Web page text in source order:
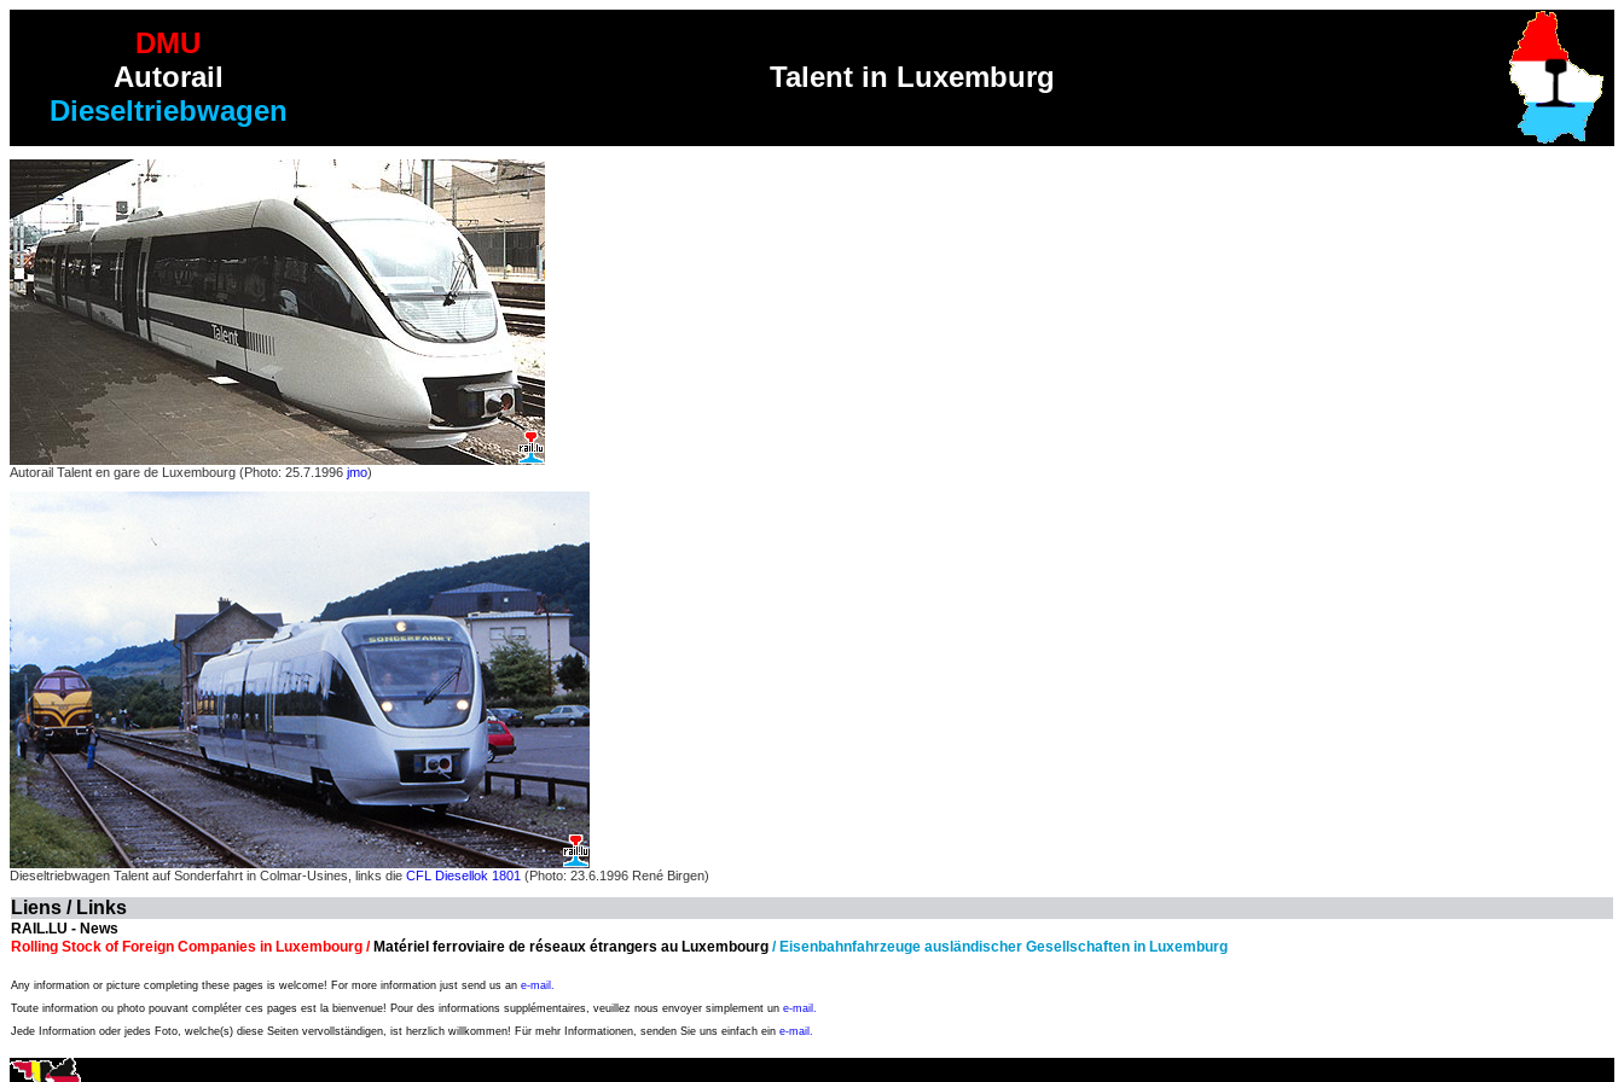
DMU
Autorail
Dieseltriebwagen
Talent in Luxemburg
Autorail Talent en gare de Luxembourg (Photo: 25.7.1996 jmo)
Dieseltriebwagen Talent auf Sonderfahrt in Colmar-Usines, links die CFL Diesellok 1801 (Photo: 23.6.1996 René Birgen)
Liens / Links
RAIL.LU - News
Rolling Stock of Foreign Companies in Luxembourg / Matériel ferroviaire de réseaux étrangers au Luxembourg / Eisenbahnfahrzeuge ausländischer Gesellschaften in Luxemburg
Any information or picture completing these pages is welcome! For more information just send us an e-mail.
Toute information ou photo pouvant compléter ces pages est la bienvenue! Pour des informations supplémentaires, veuillez nous envoyer simplement un e-mail.
Jede Information oder jedes Foto, welche(s) diese Seiten vervollständigen, ist herzlich willkommen! Für mehr Informationen, senden Sie uns einfach ein e-mail.